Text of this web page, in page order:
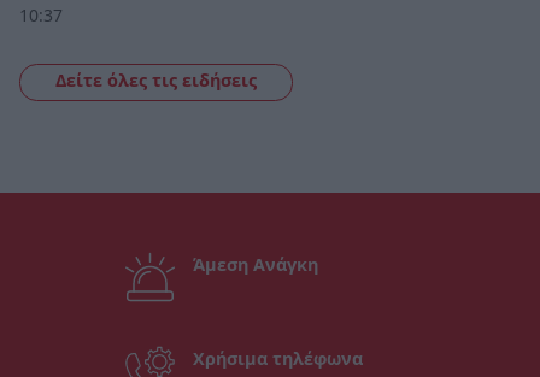
10:37
Δείτε όλες τις ειδήσεις
Άμεση Ανάγκη
Χρήσιμα τηλέφωνα